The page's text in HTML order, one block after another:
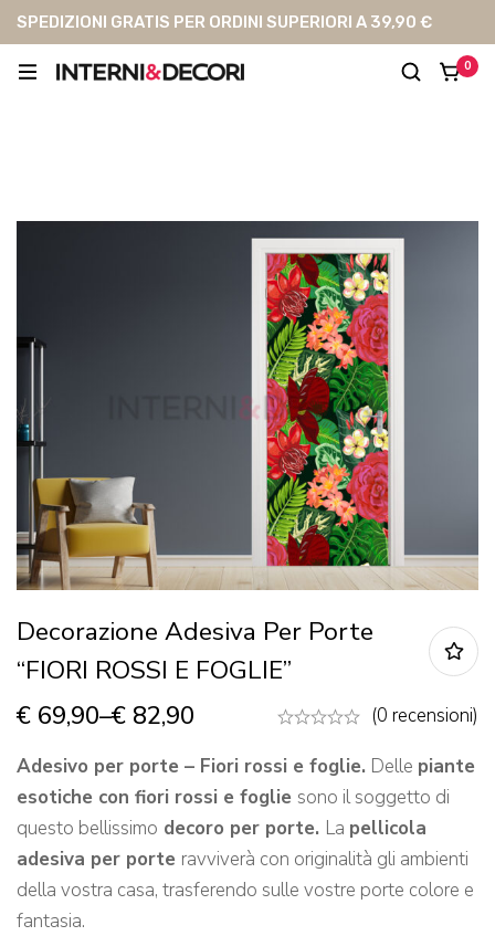
SPEDIZIONI GRATIS PER ORDINI SUPERIORI A 39,90 €
0
Decorazione Adesiva Per Porte
“FIORI ROSSI E FOGLIE”
€ 69,90–€ 82,90
(0 recensioni)
Adesivo per porte – Fiori rossi e foglie. Delle piante
esotiche con fiori rossi e foglie sono il soggetto di
questo bellissimo decoro per porte. La pellicola
adesiva per porte ravviverà con originalità gli ambienti
della vostra casa, trasferendo sulle vostre porte colore e
fantasia.